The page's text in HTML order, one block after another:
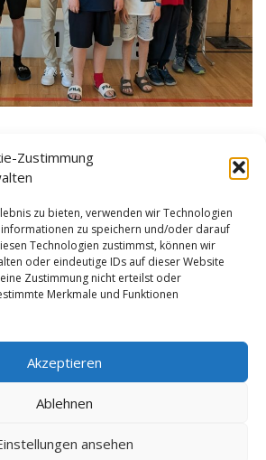
Zustimmung
zu bieten, verwenden wir Technologien
zu speichern und/oder darauf
Technologien zustimmst, können wir
oder eindeutige IDs auf dieser Website
Zustimmung nicht erteilst oder
Merkmale und Funktionen
Akzeptieren
Ablehnen
ansehen
2026
Cookie-Richtlinie (EU)